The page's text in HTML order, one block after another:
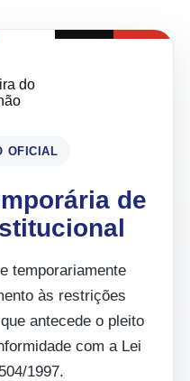
OFICIAL
de
temporariamente
às restrições
antecede o pleito
com a Lei
1997.